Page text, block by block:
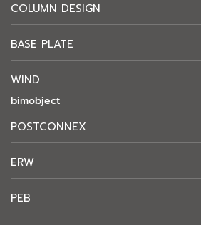
COLUMN DESIGN
BASE PLATE
WIND
bimobject
POSTCONNEX
ERW
PEB